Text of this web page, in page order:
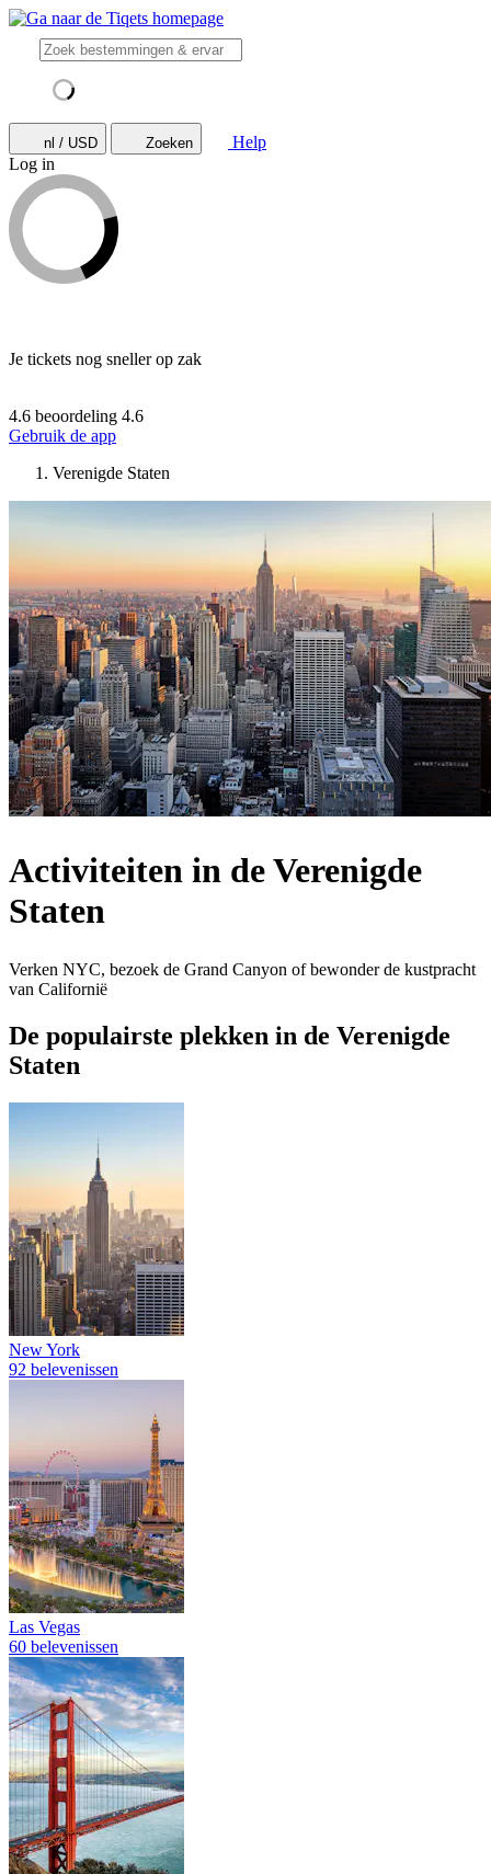
nl / USD Zoeken
Help
Log in
Je tickets nog sneller op zak
4.6 beoordeling 4.6
Gebruik de app
Verenigde Staten
Activiteiten in de Verenigde
Staten
Verken NYC, bezoek de Grand Canyon of bewonder de kustpracht
van Californië
De populairste plekken in de Verenigde
Staten
New York
92 belevenissen
Las Vegas
60 belevenissen